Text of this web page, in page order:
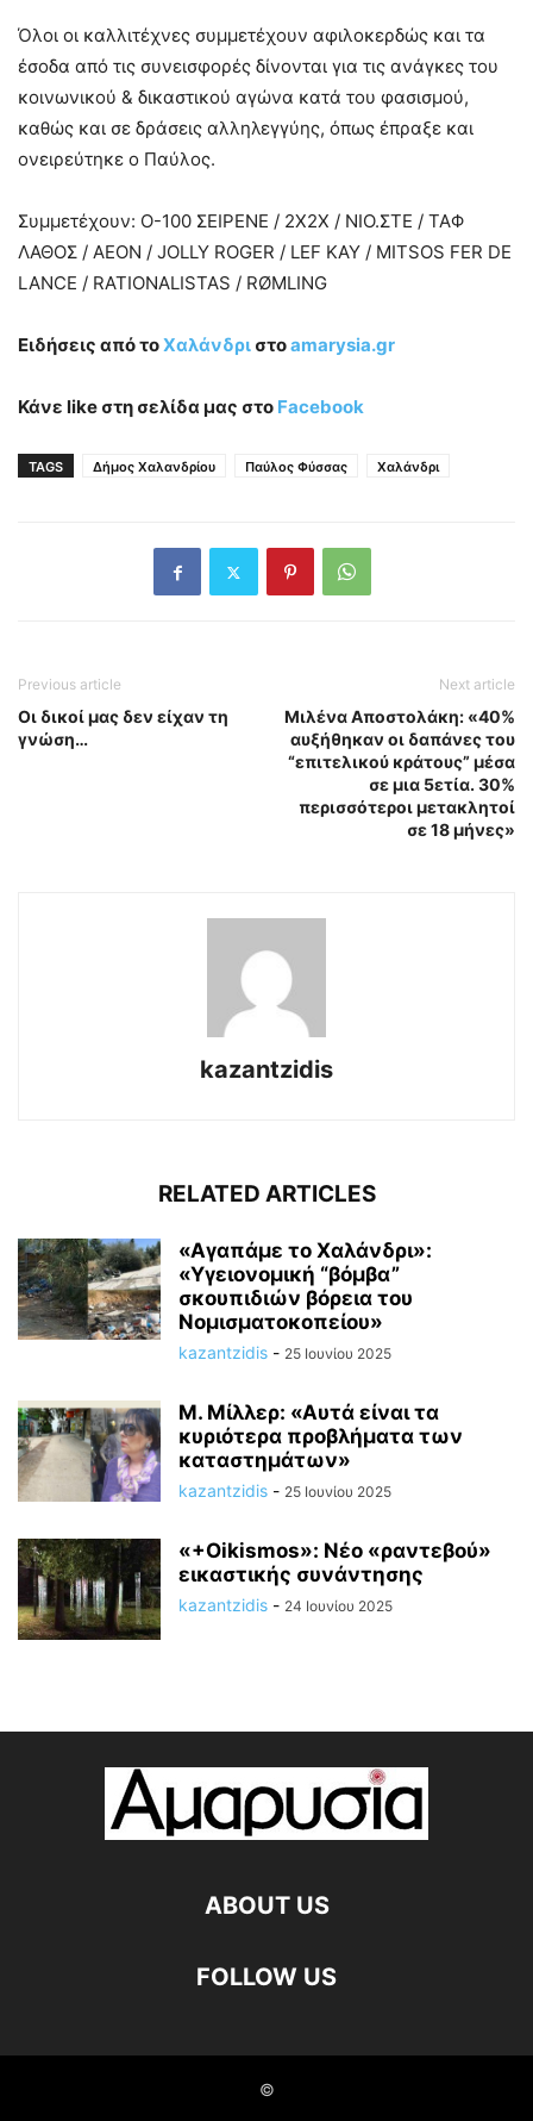
Όλοι οι καλλιτέχνες συμμετέχουν αφιλοκερδώς και τα
έσοδα από τις συνεισφορές δίνονται για τις ανάγκες του
κοινωνικού & δικαστικού αγώνα κατά του φασισμού,
καθώς και σε δράσεις αλληλεγγύης, όπως έπραξε και
ονειρεύτηκε ο Παύλος.
Συμμετέχουν: Ο-100 ΣΕΙΡΕΝΕ / 2Χ2Χ / ΝΙΟ.ΣΤΕ / ΤΑΦ
ΛΑΘΟΣ / ΑΕΟΝ / JOLLY ROGER / LEF KAY / MITSOS FER DE
LANCE / RATIONALISTAS / RØMLING
Ειδήσεις από τοΧαλάνδρι στοamarysia.gr
Κάνε like στη σελίδα μας στο Facebook
TAGS Δήμος Χαλανδρίου Παύλος Φύσσας Χαλάνδρι
Previous article
Οι δικοί μας δεν είχαν τη
γνώση…
Next article
Μιλένα Αποστολάκη: «40%
αυξήθηκαν οι δαπάνες του
“επιτελικού κράτους” μέσα
σε μια 5ετία. 30%
περισσότεροι μετακλητοί
σε 18 μήνες»
kazantzidis
RELATED ARTICLES
«Αγαπάμε το Χαλάνδρι»:
«Υγειονομική “βόμβα”
σκουπιδιών βόρεια του
Νομισματοκοπείου»
kazantzidis - 25 Ιουνίου 2025
M. Mίλλερ: «Αυτά είναι τα
κυριότερα προβλήματα των
καταστημάτων»
kazantzidis - 25 Ιουνίου 2025
«+Οikismos»: Νέο «ραντεβού»
εικαστικής συνάντησης
kazantzidis - 24 Ιουνίου 2025
ABOUT US
FOLLOW US
©